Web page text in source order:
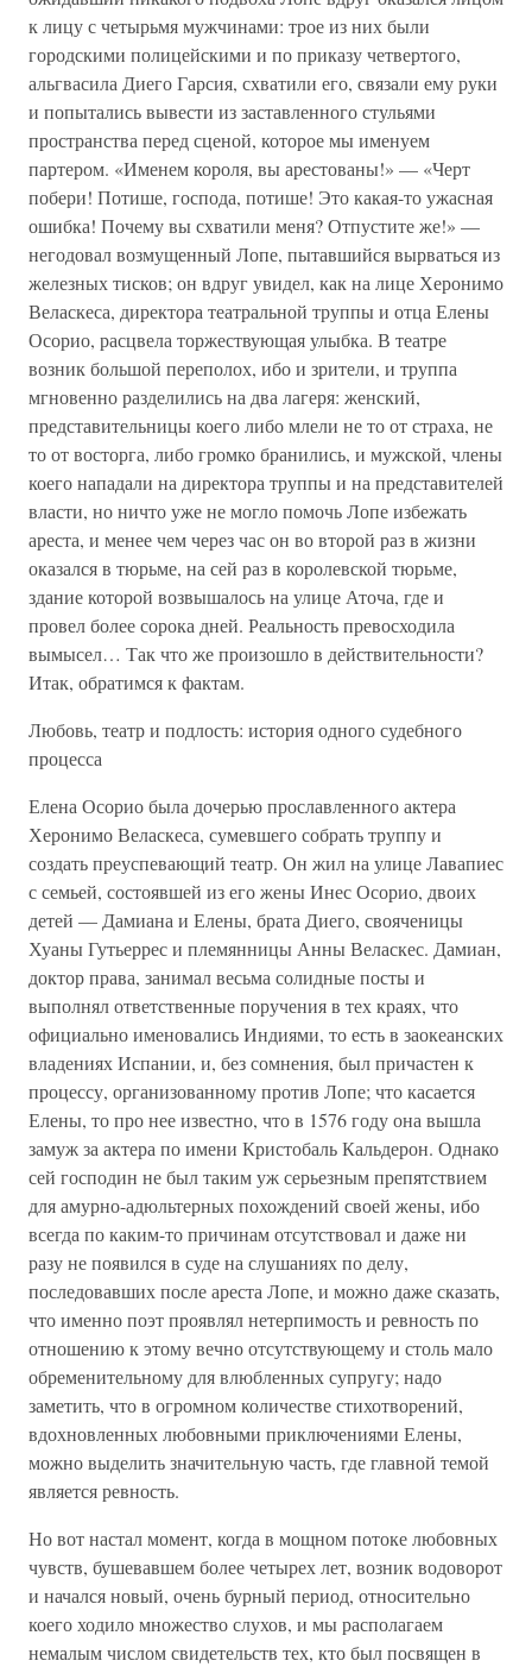
к лицу с четырьмя мужчинами: трое из них были
городскими полицейскими и по приказу четвертого,
альгвасила Диего Гарсия, схватили его, связали ему руки
и попытались вывести из заставленного стульями
пространства перед сценой, которое мы именуем
партером. «Именем короля, вы арестованы!» — «Черт
побери! Потише, господа, потише! Это какая-то ужасная
ошибка! Почему вы схватили меня? Отпустите же!» —
негодовал возмущенный Лопе, пытавшийся вырваться из
железных тисков; он вдруг увидел, как на лице Херонимо
Веласкеса, директора театральной труппы и отца Елены
Осорио, расцвела торжествующая улыбка. В театре
возник большой переполох, ибо и зрители, и труппа
мгновенно разделились на два лагеря: женский,
представительницы коего либо млели не то от страха, не
то от восторга, либо громко бранились, и мужской, члены
коего нападали на директора труппы и на представителей
власти, но ничто уже не могло помочь Лопе избежать
ареста, и менее чем через час он во второй раз в жизни
оказался в тюрьме, на сей раз в королевской тюрьме,
здание которой возвышалось на улице Аточа, где и
провел более сорока дней. Реальность превосходила
вымысел… Так что же произошло в действительности?
Итак, обратимся к фактам.
Любовь, театр и подлость: история одного судебного
процесса
Елена Осорио была дочерью прославленного актера
Херонимо Веласкеса, сумевшего собрать труппу и
создать преуспевающий театр. Он жил на улице Лавапиес
с семьей, состоявшей из его жены Инес Осорио, двоих
детей — Дамиана и Елены, брата Диего, свояченицы
Хуаны Гутьеррес и племянницы Анны Веласкес. Дамиан,
доктор права, занимал весьма солидные посты и
выполнял ответственные поручения в тех краях, что
официально именовались Индиями, то есть в заокеанских
владениях Испании, и, без сомнения, был причастен к
процессу, организованному против Лопе; что касается
Елены, то про нее известно, что в 1576 году она вышла
замуж за актера по имени Кристобаль Кальдерон. Однако
сей господин не был таким уж серьезным препятствием
для амурно-адюльтерных похождений своей жены, ибо
всегда по каким-то причинам отсутствовал и даже ни
разу не появился в суде на слушаниях по делу,
последовавших после ареста Лопе, и можно даже сказать,
что именно поэт проявлял нетерпимость и ревность по
отношению к этому вечно отсутствующему и столь мало
обременительному для влюбленных супругу; надо
заметить, что в огромном количестве стихотворений,
вдохновленных любовными приключениями Елены,
можно выделить значительную часть, где главной темой
является ревность.
Но вот настал момент, когда в мощном потоке любовных
чувств, бушевавшем более четырех лет, возник водоворот
и начался новый, очень бурный период, относительно
коего ходило множество слухов, и мы располагаем
немалым числом свидетельств тех, кто был посвящен в